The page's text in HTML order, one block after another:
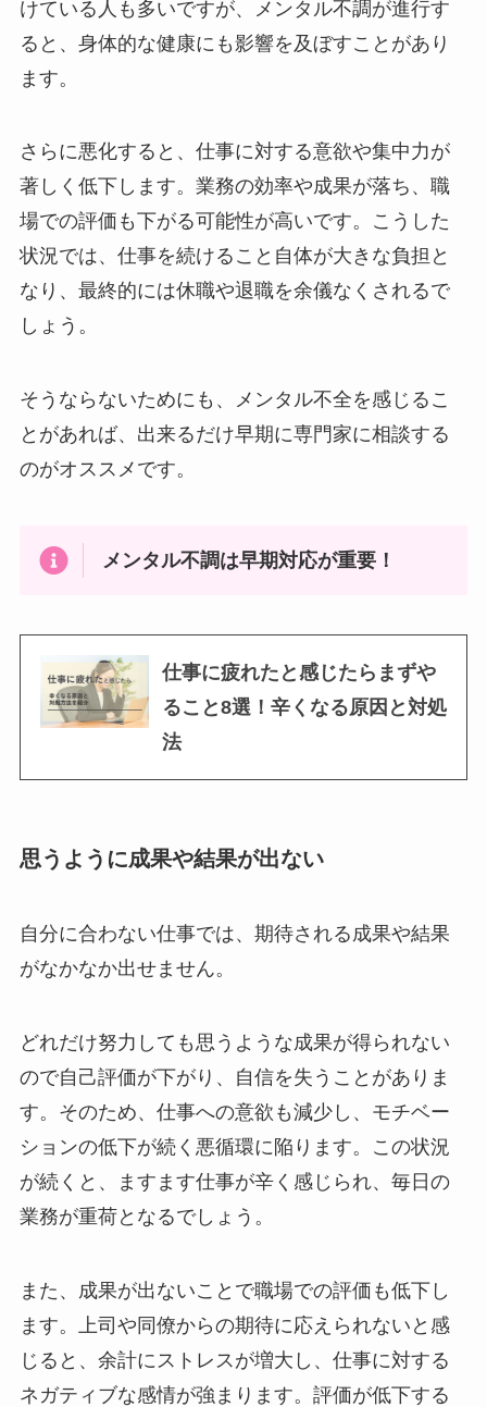
けている人も多いですが、メンタル不調が進行す
ると、身体的な健康にも影響を及ぼすことがあり
ます。
さらに悪化すると、仕事に対する意欲や集中力が
著しく低下します。業務の効率や成果が落ち、職
場での評価も下がる可能性が高いです。こうした
状況では、仕事を続けること自体が大きな負担と
なり、最終的には休職や退職を余儀なくされるで
しょう。
そうならないためにも、メンタル不全を感じるこ
とがあれば、出来るだけ早期に専門家に相談する
のがオススメです。
メンタル不調は早期対応が重要！
仕事に疲れたと感じたらまずや
ること8選！辛くなる原因と対処
法
思うように成果や結果が出ない
自分に合わない仕事では、期待される成果や結果
がなかなか出せません。
どれだけ努力しても思うような成果が得られない
ので自己評価が下がり、自信を失うことがありま
す。そのため、仕事への意欲も減少し、モチベー
ションの低下が続く悪循環に陥ります。この状況
が続くと、ますます仕事が辛く感じられ、毎日の
業務が重荷となるでしょう。
また、成果が出ないことで職場での評価も低下し
ます。上司や同僚からの期待に応えられないと感
じると、余計にストレスが増大し、仕事に対する
ネガティブな感情が強まります。評価が低下する